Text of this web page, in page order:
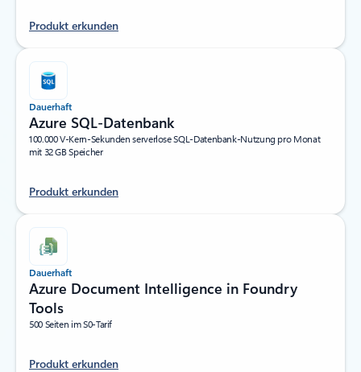
Produkt erkunden
Dauerhaft
Azure SQL-Datenbank
100.000 V-Kern-Sekunden serverlose SQL-Datenbank-Nutzung pro Monat
mit 32 GB Speicher
Produkt erkunden
Dauerhaft
Azure Document Intelligence in Foundry
Tools
500 Seiten im S0-Tarif
Produkt erkunden